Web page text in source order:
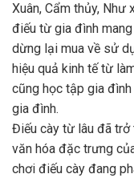
Xuân, Cẩm thủy, Như
điếu từ gia đình
dừng lại mua về sử
hiệu quả kinh tế từ
cũng học tập gia
gia đình.
Điếu cày từ lâu đã trở
văn hóa đặc trưng
chơi điếu cày đang